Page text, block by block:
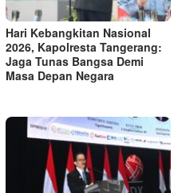
Hari Kebangkitan Nasional
2026, Kapolresta Tangerang:
Jaga Tunas Bangsa Demi
Masa Depan Negara